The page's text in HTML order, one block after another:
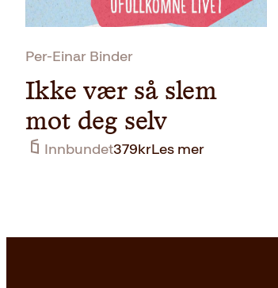
Per-Einar Binder
Ikke vær så slem
mot deg selv
Innbundet379krLes mer